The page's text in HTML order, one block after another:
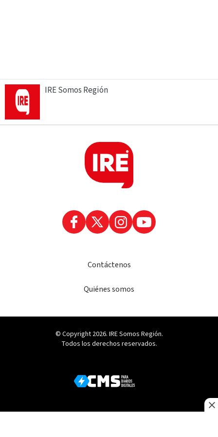
IRE Somos Región
Contáctenos
Quiénes somos
© Copyright 2026. IRE Somos Región.
Todos los derechos reservados.